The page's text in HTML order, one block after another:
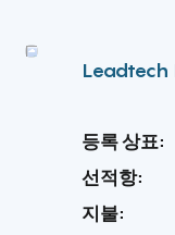
Leadtech
등록 상표:
선적항:
지불: